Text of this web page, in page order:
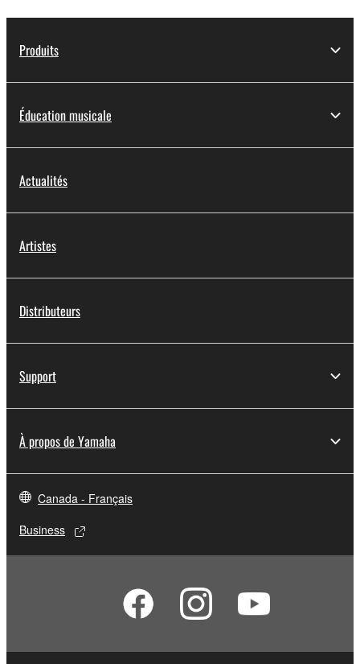
Produits
Éducation musicale
Actualités
Artistes
Distributeurs
Support
À propos de Yamaha
Canada - Français
Business